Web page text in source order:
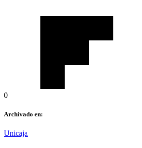
0
Archivado en:
Unicaja